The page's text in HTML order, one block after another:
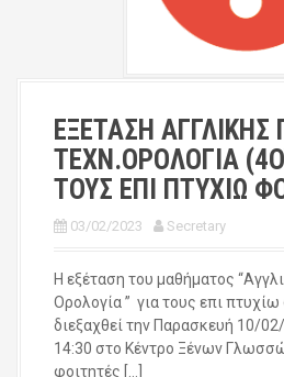
ΕΞΕΤΑΣΗ ΑΓΓΛΙΚΗΣ
ΤΕΧΝ.ΟΡΟΛΟΓΙΑ
ΤΟΥΣ ΕΠΙ ΠΤΥΧΙΩ
03/02/2023 Secretary
Η εξέταση του μαθήματος
Ορολογία ” για τους επι
διεξαχθεί την Παρασκευή 10/
14:30 στο Κέντρο Ξένων
φοιτητές […]